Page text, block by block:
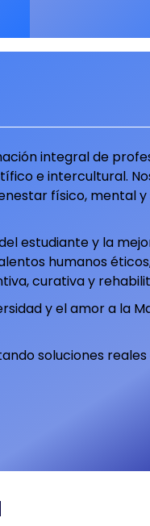
integral de
e intercultural.
físico, mental y
estudiante y la
humanos
curativa y
y el amor a la
soluciones